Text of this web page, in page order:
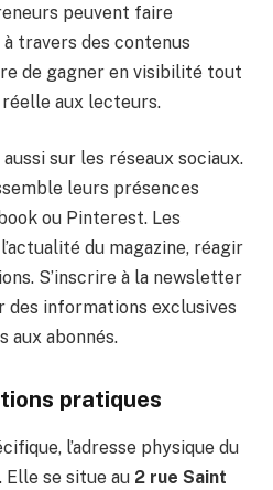
peuvent faire
travers des contenus
de gagner en visibilité tout
aux lecteurs.
sur les réseaux sociaux.
leurs présences
ou Pinterest. Les
du magazine, réagir
S’inscrire à la newsletter
des informations exclusives
aux abonnés.
pratiques
l’adresse physique du
Elle se situe au 2 rue Saint